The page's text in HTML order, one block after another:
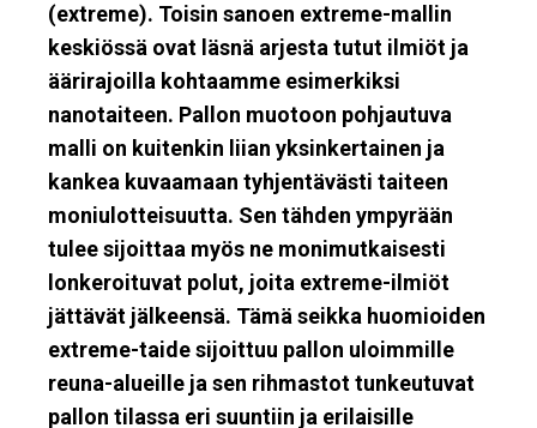
(extreme). Toisin sanoen extreme-mallin
keskiössä ovat läsnä arjesta tutut ilmiöt ja
äärirajoilla kohtaamme esimerkiksi
nanotaiteen. Pallon muotoon pohjautuva
malli on kuitenkin liian yksinkertainen ja
kankea kuvaamaan tyhjentävästi taiteen
moniulotteisuutta. Sen tähden ympyrään
tulee sijoittaa myös ne monimutkaisesti
lonkeroituvat polut, joita extreme-ilmiöt
jättävät jälkeensä. Tämä seikka huomioiden
extreme-taide sijoittuu pallon uloimmille
reuna-alueille ja sen rihmastot tunkeutuvat
pallon tilassa eri suuntiin ja erilaisille